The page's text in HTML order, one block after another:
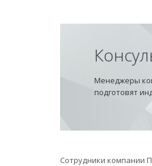
Менеджеры
подготовят
Сотрудники компании